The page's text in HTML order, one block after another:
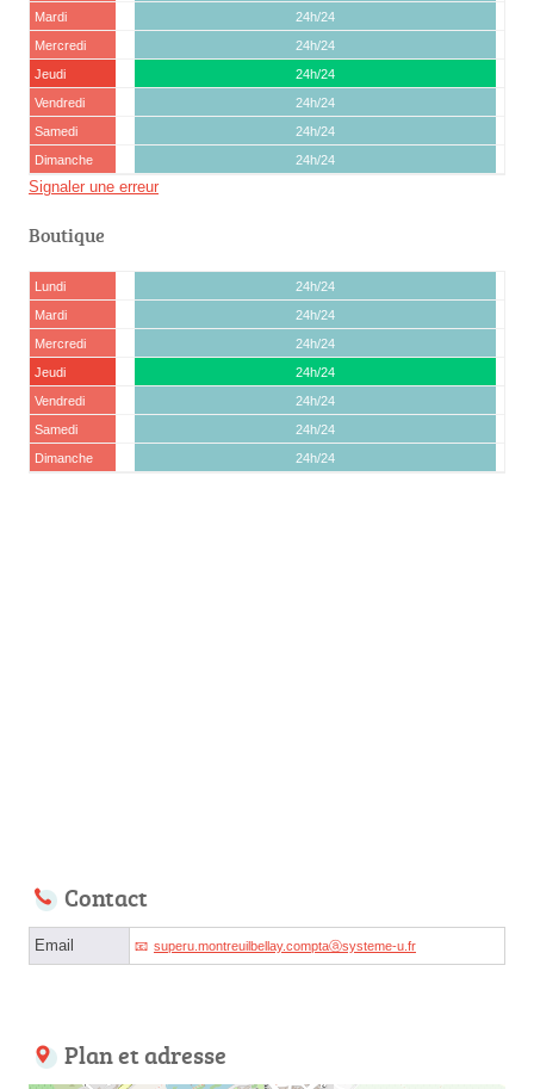
Mardi
24h/24
Mercredi
24h/24
Jeudi
24h/24
Vendredi
24h/24
Samedi
24h/24
Dimanche
24h/24
Signaler une erreur
Boutique
Lundi
24h/24
Mardi
24h/24
Mercredi
24h/24
Jeudi
24h/24
Vendredi
24h/24
Samedi
24h/24
Dimanche
24h/24
Contact
Email superu.montreuilbellay.comptaⓐsysteme-u.fr
Plan et adresse